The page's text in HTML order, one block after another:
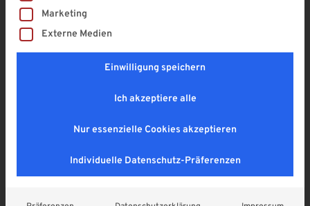
Aluminium mit 8 mm VSG Glas
4,9
ab 1.159,00€
Enthält 19% MwSt. DE
Lieferzeit: ca. 1 - 2 Wochen
Marketing
Externe Medien
Einwilligung speichern
Ich akzeptiere alle
Nur essenzielle Cookies akzeptieren
Individuelle Datenschutz-Präferenzen